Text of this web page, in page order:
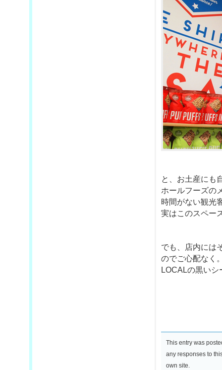
と、お土産にも
ホールフーズの
時間がない観光
実はこのスペー
でも、店内には
のでご心配なく
LOCALの黒い
This entry was
any responses to
own site.